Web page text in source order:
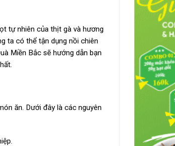
tự nhiên của thịt gà và hương
ta có thể tận dụng nồi chiên
Miền Bắc sẽ hướng dẫn bạn
ăn. Dưới đây là các nguyên